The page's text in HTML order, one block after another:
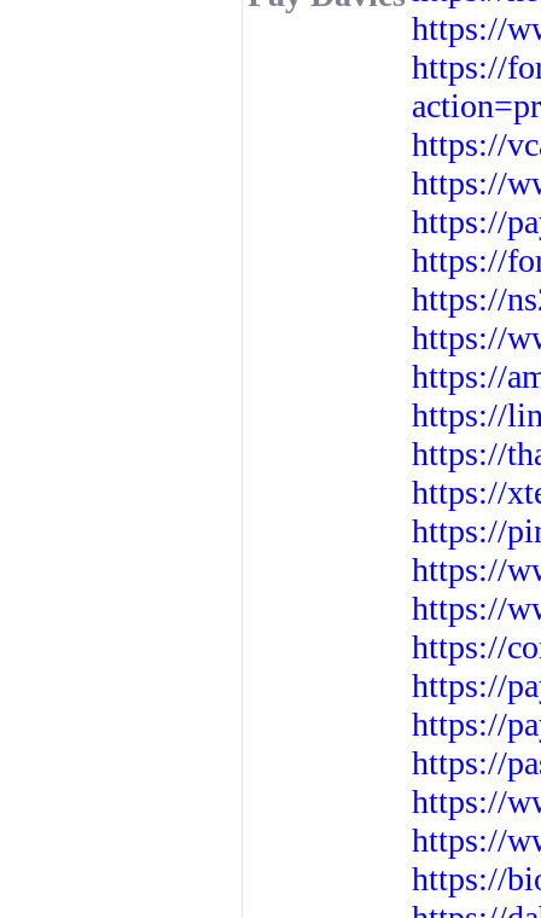
https://
https://
https://
https://
https://
https://
https://
https://
https://
https://
https://
https://
https://
https://
https://
https://
https://
https://
https://
https://
https://
https://